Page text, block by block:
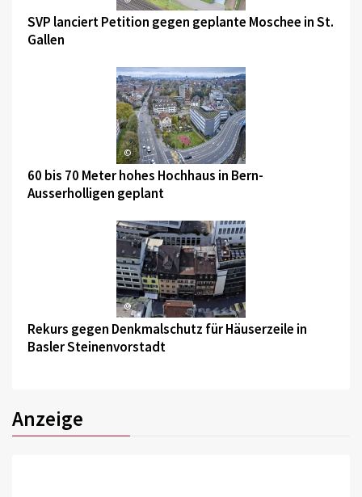
SVP lanciert Petition gegen geplante Moschee in St.
Gallen
©
60 bis 70 Meter hohes Hochhaus in Bern-
Ausserholligen geplant
©
Rekurs gegen Denkmalschutz für Häuserzeile in
Basler Steinenvorstadt
Anzeige